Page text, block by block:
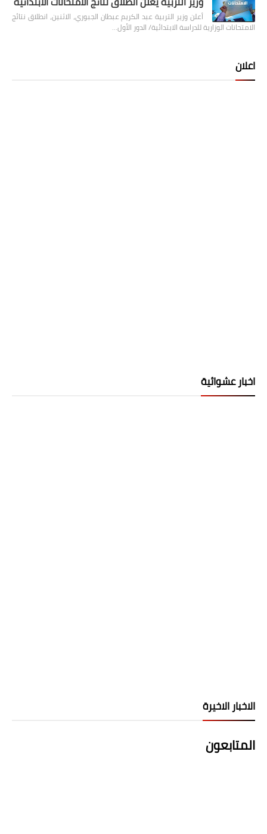
أعلن وزير التربية عبد الكريم عبطان الجبوري، الاثنين، انطلاق نتائج
الامتحانات الوزارية للدراسة الابتدائية/ الدور الأول…
اعلان
اخبار عشوائية
الاخبار الاخيرة
المتابعون